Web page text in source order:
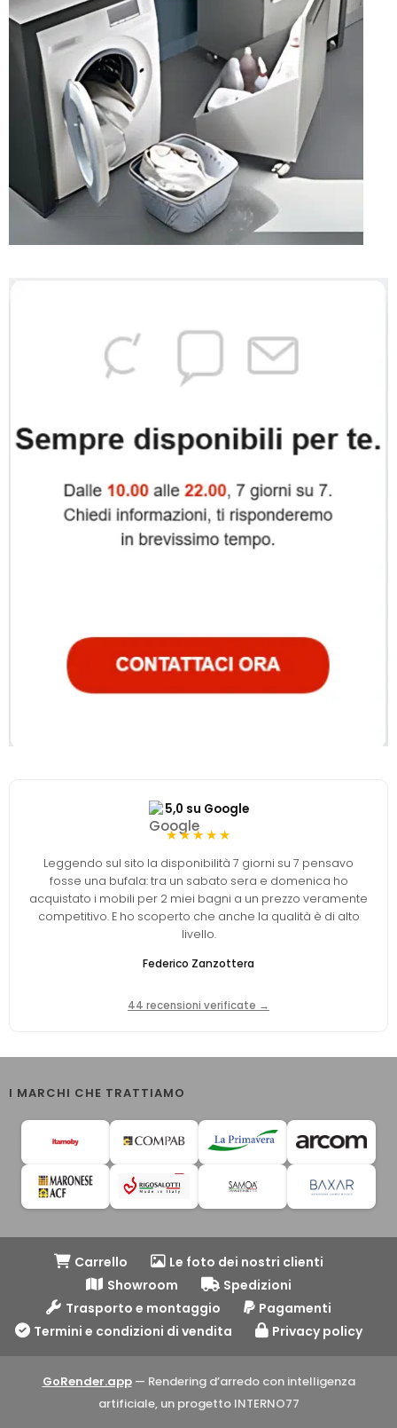
5,0 su Google
★★★★★
Leggendo sul sito la disponibilità 7 giorni su 7 pensavo
fosse una bufala: tra un sabato sera e domenica ho
acquistato i mobili per 2 miei bagni a un prezzo veramente
competitivo. E ho scoperto che anche la qualità è di alto
livello.
Federico Zanzottera
44 recensioni verificate →
I MARCHI CHE TRATTIAMO
Carrello
Le foto dei nostri clienti
Showroom
Spedizioni
Trasporto e montaggio
Pagamenti
Termini e condizioni di vendita
Privacy policy
GoRender.app— Rendering d’arredo con intelligenza
artificiale, un progetto INTERNO77